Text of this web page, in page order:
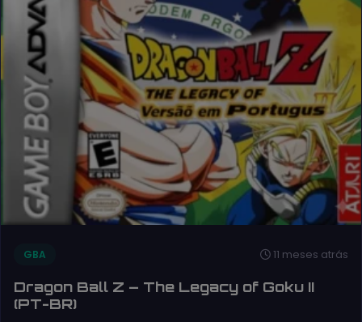
GBA 11 meses atrás
Dragon Ball Z – The Legacy of Goku II
(PT-BR)